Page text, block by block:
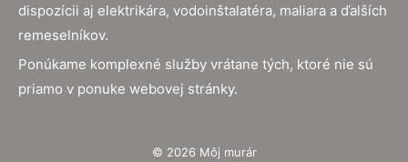
dispozícii aj elektrikára, vodoinštalatéra, maliara a ďalších
remeselníkov.
Ponúkame komplexné služby vrátane tých, ktoré nie sú
priamo v ponuke webovej stránky.
© 2026 Môj murár